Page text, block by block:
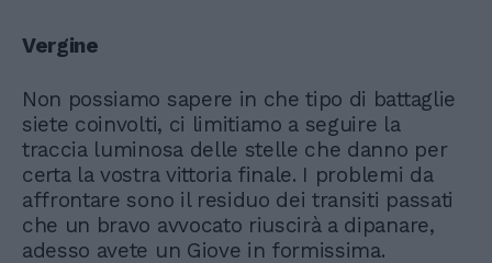
Vergine
Non possiamo sapere in che tipo di battaglie
siete coinvolti, ci limitiamo a seguire la
traccia luminosa delle stelle che danno per
certa la vostra vittoria finale. I problemi da
affrontare sono il residuo dei transiti passati
che un bravo avvocato riuscirà a dipanare,
adesso avete un Giove in formissima.